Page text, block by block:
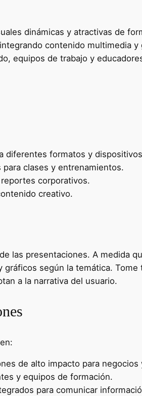
dinámicas y atractivas de
contenido multimedia
equipos de trabajo y
diferentes formatos y
clases y entrenamientos.
corporativos.
creativo.
las presentaciones. A medida
según la temática. Tome
a la narrativa del usuario.
de alto impacto para negocios
y equipos de formación.
para comunicar